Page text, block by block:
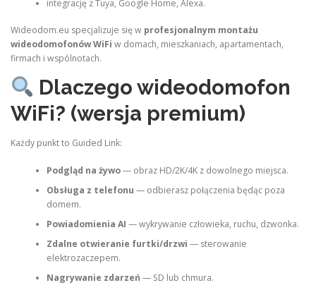
integrację z Tuya, Google Home, Alexa.
Wideodom.eu specjalizuje się w profesjonalnym montażu
wideodomofonów WiFi w domach, mieszkaniach, apartamentach,
firmach i wspólnotach.
Dlaczego wideodomofon
WiFi? (wersja premium)
Każdy punkt to Guided Link:
Podgląd na żywo— obraz HD/2K/4K z dowolnego miejsca.
Obsługa z telefonu — odbierasz połączenia będąc poza
domem.
Powiadomienia AI — wykrywanie człowieka, ruchu, dzwonka.
Zdalne otwieranie furtki/drzwi — sterowanie
elektrozaczepem.
Nagrywanie zdarzeń — SD lub chmura.